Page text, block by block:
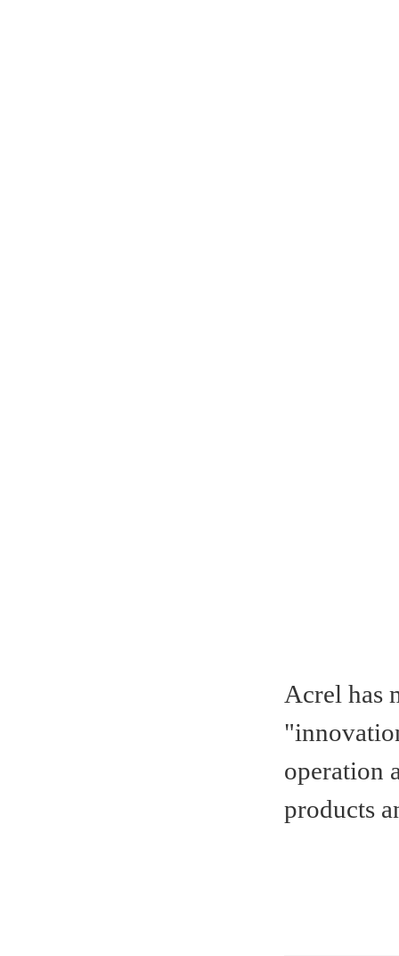
Acrel has
operation
products